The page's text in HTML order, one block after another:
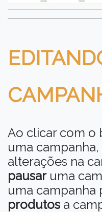
Ao clicar com o
uma
alterações na
pausaruma
uma campanha
produtos a